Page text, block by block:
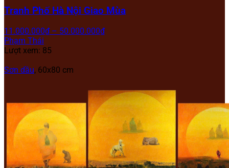
Tranh Phố Hà Nội Giao Mùa
11.000.000₫ – 50.000.000₫
Phạm Thái
Lượt xem: 85
Sơn dầu, 60x80 cm